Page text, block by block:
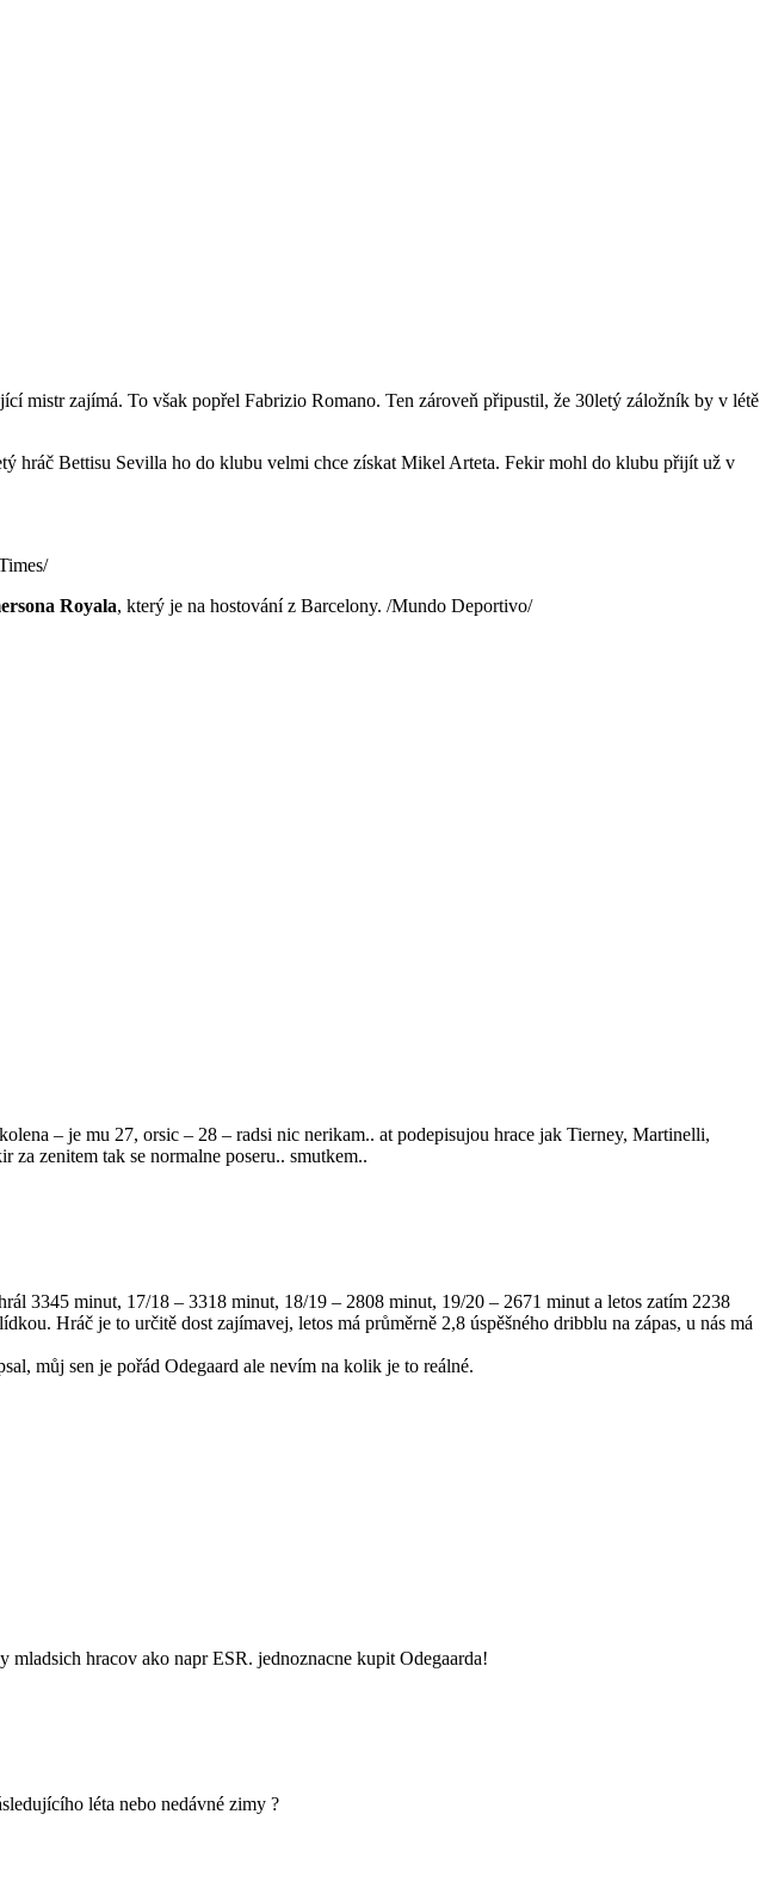
mistr zajímá. To však popřel Fabrizio Romano. Ten zároveň připustil, že 30letý záložník by v létě
hráč Bettisu Sevilla ho do klubu velmi chce získat Mikel Arteta. Fekir mohl do klubu přijít už v
Royala, který je na hostování z Barcelony. /Mundo Deportivo/
– je mu 27, orsic – 28 – radsi nic nerikam.. at podepisujou hrace jak Tierney, Martinelli,
za zenitem tak se normalne poseru.. smutkem..
3345 minut, 17/18 – 3318 minut, 18/19 – 2808 minut, 19/20 – 2671 minut a letos zatím 2238
Hráč je to určitě dost zajímavej, letos má průměrně 2,8 úspěšného dribblu na zápas, u nás má
můj sen je pořád Odegaard ale nevím na kolik je to reálné.
hracov ako napr ESR. jednoznacne kupit Odegaarda!
léta nebo nedávné zimy ?